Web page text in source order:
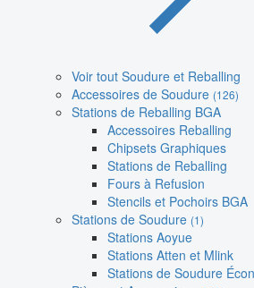
Voir tout Soudure et Reballing
Accessoires de Soudure (126)
Stations de Reballing BGA
Accessoires Reballing
Chipsets Graphiques
Stations de Reballing
Fours à Refusion
Stencils et Pochoirs BGA
Stations de Soudure (1)
Stations Aoyue
Stations Atten et Mlink
Stations de Soudure